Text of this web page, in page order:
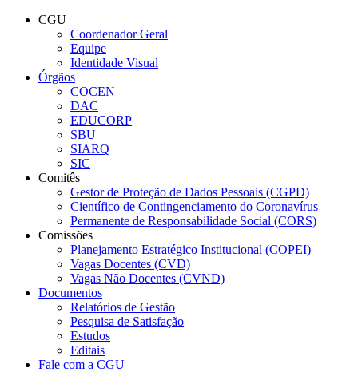
Conteúdo principal
CGU
Coordenador Geral
Equipe
Identidade Visual
Órgãos
COCEN
DAC
EDUCORP
SBU
SIARQ
SIC
Comitês
Gestor de Proteção de Dados Pessoais (CGPD)
Científico de Contingenciamento do Coronavírus
Permanente de Responsabilidade Social (CORS)
Comissões
Planejamento Estratégico Institucional (COPEI)
Vagas Docentes (CVD)
Vagas Não Docentes (CVND)
Documentos
Relatórios de Gestão
Pesquisa de Satisfação
Estudos
Editais
Fale com a CGU